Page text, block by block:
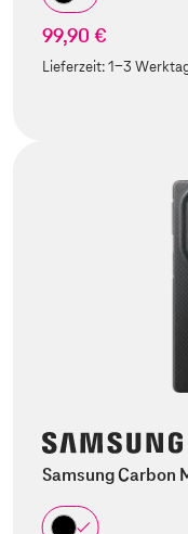
99,90 €
Lieferzeit:1-3
Samsung Carbon